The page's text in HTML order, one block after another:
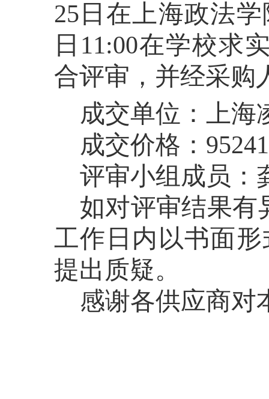
25 日在上海政法
日 11:00在学校求
合评审，并经采购
成交单位：上海
成交价格： 95241
评审小组成员：
如对评审结果有
工作日内以书面
提出质疑。
感谢各供应商对